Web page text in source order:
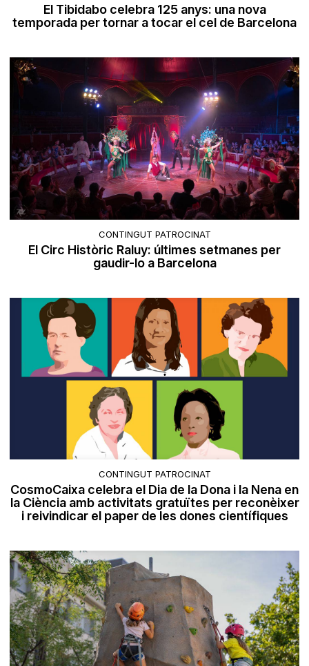
El Tibidabo celebra 125 anys: una nova
temporada per tornar a tocar el cel de Barcelona
CONTINGUT PATROCINAT
El Circ Històric Raluy: últimes setmanes per
gaudir-lo a Barcelona
CONTINGUT PATROCINAT
CosmoCaixa celebra el Dia de la Dona i la Nena en
la Ciència amb activitats gratuïtes per reconèixer
i reivindicar el paper de les dones científiques